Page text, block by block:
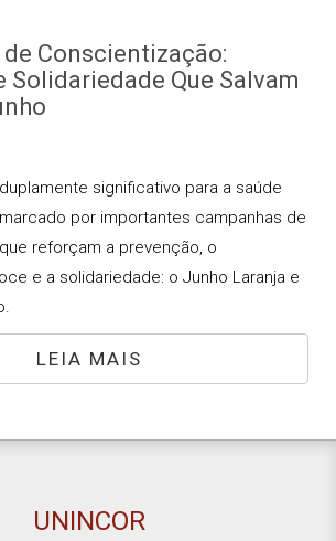
de Conscientização:
Solidariedade Que Salvam
significativo para a saúde
por importantes campanhas de
reforçam a prevenção, o
e a solidariedade: o Junho Laranja e
LEIA MAIS
UNINCOR